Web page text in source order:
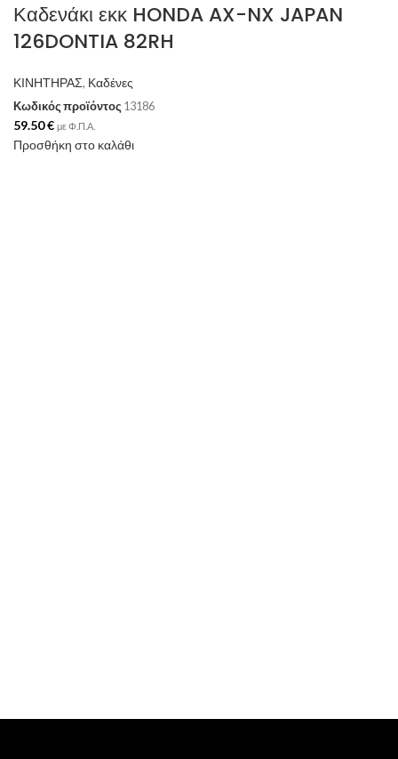
Καδενάκι εκκ HONDA AX-NX JAPAN
126DONTIA 82RH
ΚΙΝΗΤΗΡΑΣ, Καδένες
Κωδικός προϊόντος 13186
59.50€ με Φ.Π.Α.
Προσθήκη στο καλάθι